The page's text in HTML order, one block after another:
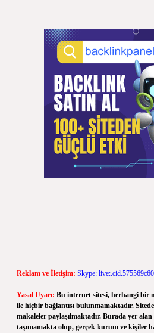
Reklam ve İletişim: Skype:
Yasal Uyarı: Bu internet sitesi, herhangi bir
ile hiçbir bağlantısı bulunmamaktadır. Sitede
makaleler paylaşılmaktadır. Burada yer
taşımamakta olup, gerçek kurum ve kişiler